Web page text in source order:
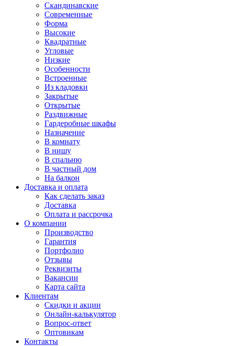
Скандинавские
Современные
Форма
Высокие
Квадратные
Угловые
Низкие
Особенности
Встроенные
Из кладовки
Закрытые
Открытые
Раздвижные
Гардеробные шкафы
Назначение
В комнату
В нишу
В спальню
В частный дом
На балкон
Доставка и оплата
Как сделать заказ
Доставка
Оплата и рассрочка
О компании
Производство
Гарантия
Портфолио
Отзывы
Реквизиты
Вакансии
Карта сайта
Клиентам
Скидки и акции
Онлайн-калькулятор
Вопрос-ответ
Оптовикам
Контакты